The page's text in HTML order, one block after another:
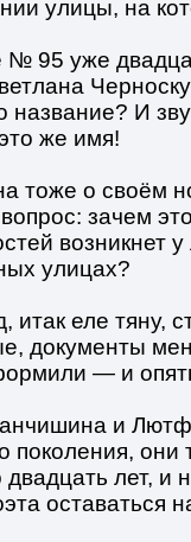
улицы, на
95 уже
название? И
же имя!
тоже о своём
зачем
возникнет
улицах?
еле тяну,
документы
— и
и
поколения,
двадцать лет, и
оставаться